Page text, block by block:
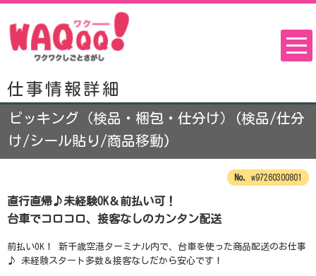
仕事情報詳細
ピッキング（検品・梱包・仕分け）(検品/仕分
け/シール貼り/商品移動)
w97260300801
直行直帰♪未経験OK＆前払い可！
台車でコロコロ、接客なしのカンタン配送
前払いOK！ 新千歳空港ターミナル内で、台車を使った商品配送のお仕事
♪ 未経験スタート多数＆接客なしだから安心です！